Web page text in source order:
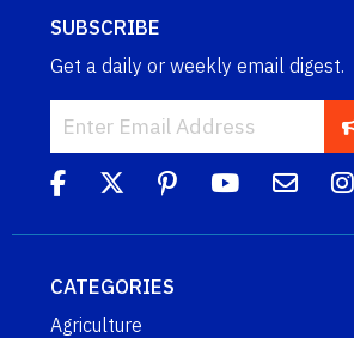
SUBSCRIBE
Get a daily or weekly email digest.
CATEGORIES
Agriculture